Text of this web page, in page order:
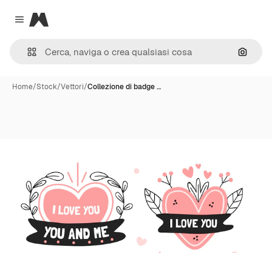
Close menu
Magnific
Cerca
Home/Stock/Vettori/Collezione di badge …